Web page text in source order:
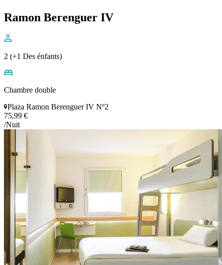
Ramon Berenguer IV
2 (+1 Des énfants)
Chambre double
Plaza Ramon Berenguer IV Nº2
75,99 €
/Nuit